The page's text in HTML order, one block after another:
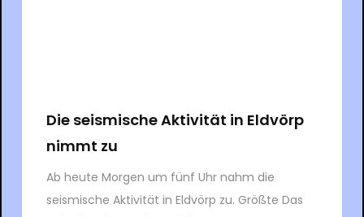
Die seismische Aktivität in Eldvörp
nimmt zu
Ab heute Morgen um fünf Uhr nahm die
seismische Aktivität in Eldvörp zu. Größte Das